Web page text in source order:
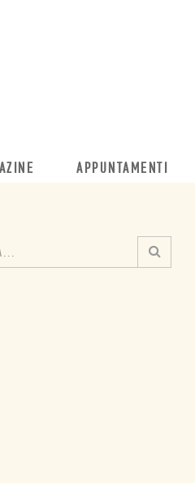
APPUNTAMENTI